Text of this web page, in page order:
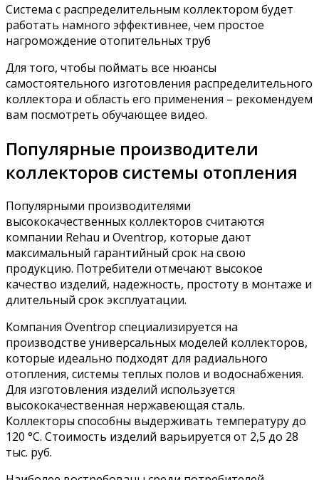
Система с распределительным коллектором будет
работать намного эффективнее, чем простое
нагромождение отопительных труб
Для того, чтобы поймать все нюансы
самостоятельного изготовления распределительного
коллектора и область его применения – рекомендуем
вам посмотреть обучающее видео.
Популярные производители
коллекторов системы отопления
Популярными производителями
высококачественных коллекторов считаются
компании Rehau и Oventrop, которые дают
максимальный гарантийный срок на свою
продукцию. Потребители отмечают высокое
качество изделий, надежность, простоту в монтаже и
длительный срок эксплуатации.
Компания Oventrop специализируется на
производстве универсальных моделей коллекторов,
которые идеально подходят для радиального
отопления, системы теплых полов и водоснабжения.
Для изготовления изделий используется
высококачественная нержавеющая сталь.
Коллекторы способны выдерживать температуру до
120 °С. Стоимость изделий варьируется от 2,5 до 28
тыс. руб.